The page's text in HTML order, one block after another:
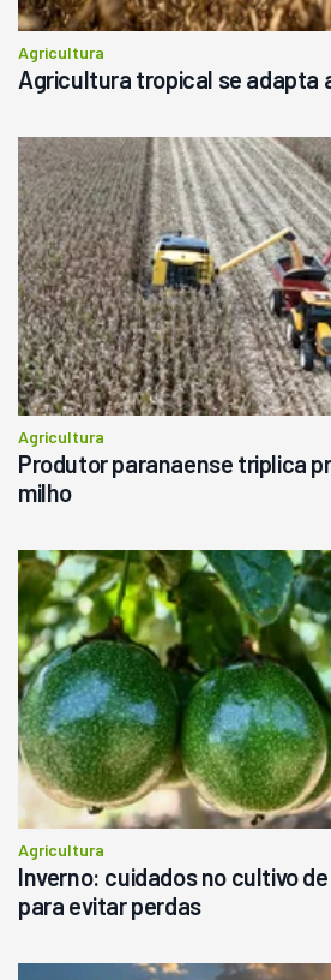
Agricultura
Agricultura tropical se adapta
Agricultura
Produtor paranaense triplica
milho
Agricultura
Inverno: cuidados no cultivo
para evitar perdas